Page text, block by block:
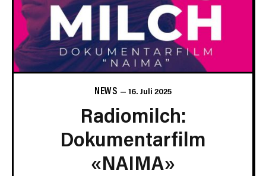
NEWS 16. Juli 2025
Radiomilch:
Dokumentarfilm
«NAIMA»